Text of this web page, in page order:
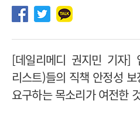
[데일리메디 권지민 기자]
리스트)들의 직책 안정성
요구하는 목소리가 여전한